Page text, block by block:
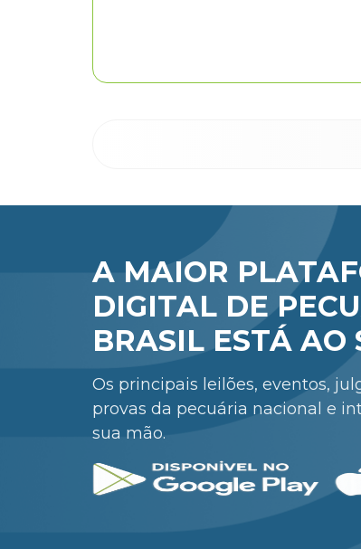
A MAIOR
DIGITAL DE
BRASIL ESTÁ AO
Os principais leilões, eventos,
provas da pecuária nacional e
sua mão.